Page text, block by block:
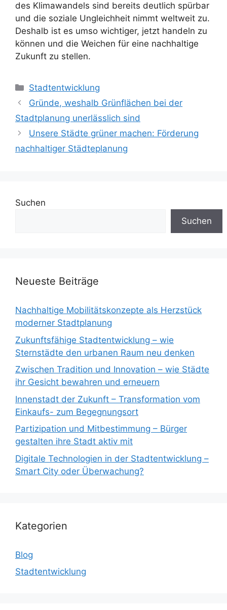
des Klimawandels sind bereits deutlich spürbar
und die soziale Ungleichheit nimmt weltweit zu.
Deshalb ist es umso wichtiger, jetzt handeln zu
können und die Weichen für eine nachhaltige
Zukunft zu stellen.
Kategorien
Stadtentwicklung
Gründe, weshalb Grünflächen bei der
Stadtplanung unerlässlich sind
Unsere Städte grüner machen: Förderung
nachhaltiger Städteplanung
Suchen
Suchen
Neueste Beiträge
Nachhaltige Mobilitätskonzepte als Herzstück
moderner Stadtplanung
Zukunftsfähige Stadtentwicklung – wie
Sternstädte den urbanen Raum neu denken
Zwischen Tradition und Innovation – wie Städte
ihr Gesicht bewahren und erneuern
Innenstadt der Zukunft – Transformation vom
Einkaufs- zum Begegnungsort
Partizipation und Mitbestimmung – Bürger
gestalten ihre Stadt aktiv mit
Digitale Technologien in der Stadtentwicklung –
Smart City oder Überwachung?
Kategorien
Blog
Stadtentwicklung